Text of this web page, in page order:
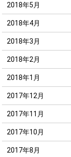
2018年5月
2018年4月
2018年3月
2018年2月
2018年1月
2017年12月
2017年11月
2017年10月
2017年8月